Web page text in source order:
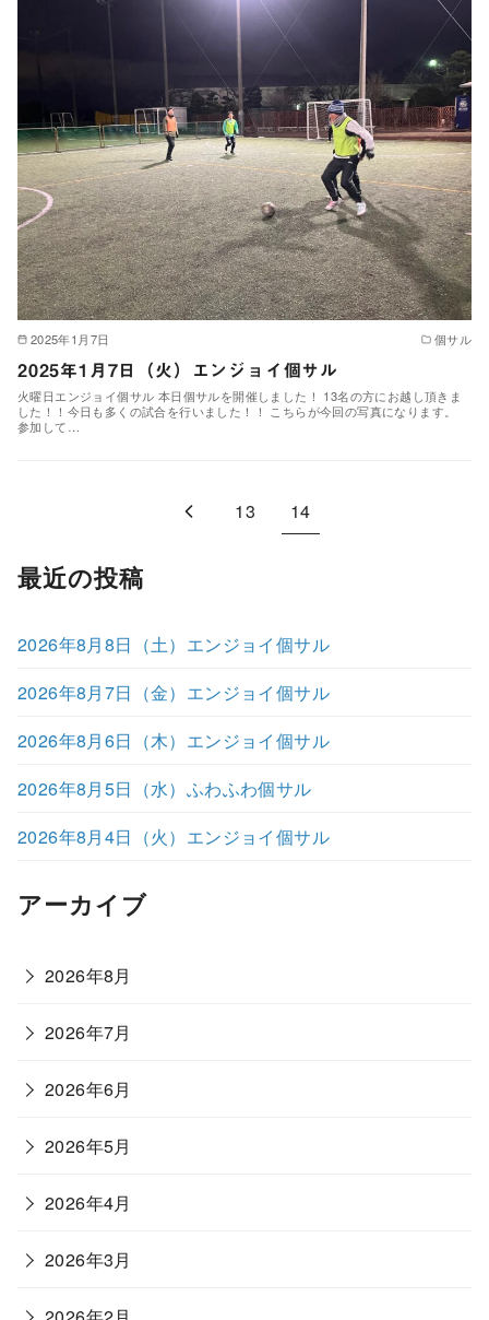
2025年1月7日
個サル
2025年1月7日（火）エンジョイ個サル
火曜日エンジョイ個サル 本日個サルを開催しました！ 13名の方にお越し頂きま
した！！今日も多くの試合を行いました！！ こちらが今回の写真になります。
参加して…
13 14
最近の投稿
2026年8月8日（土）エンジョイ個サル
2026年8月7日（金）エンジョイ個サル
2026年8月6日（木）エンジョイ個サル
2026年8月5日（水）ふわふわ個サル
2026年8月4日（火）エンジョイ個サル
アーカイブ
2026年8月
2026年7月
2026年6月
2026年5月
2026年4月
2026年3月